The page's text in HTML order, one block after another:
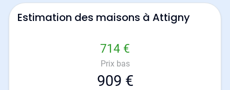
Estimation des maisons à Attigny
714 €
Prix bas
909 €